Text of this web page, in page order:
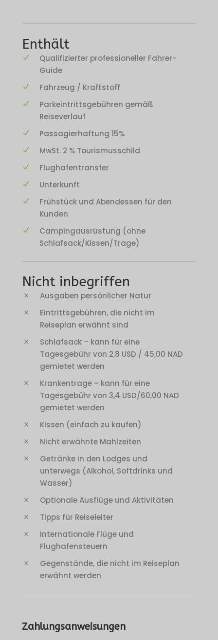
Enthält
Qualifizierter professioneller Fahrer-
Guide
Fahrzeug / Kraftstoff
Parkeintrittsgebühren gemäß
Reiseverlauf
Passagierhaftung 15%
MwSt. 2 % Tourismusschild
Flughafentransfer
Unterkunft
Frühstück und Abendessen für den
Kunden
Campingausrüstung (ohne
Schlafsack/Kissen/Trage)
Nicht inbegriffen
Ausgaben persönlicher Natur
Eintrittsgebühren, die nicht im
Reiseplan erwähnt sind
Schlafsack – kann für eine
Tagesgebühr von 2,8 USD / 45,00 NAD
gemietet werden
Krankentrage – kann für eine
Tagesgebühr von 3,4 USD/60,00 NAD
gemietet werden
Kissen (einfach zu kaufen)
Nicht erwähnte Mahlzeiten
Getränke in den Lodges und
unterwegs (Alkohol, Softdrinks und
Wasser)
Optionale Ausflüge und Aktivitäten
Tipps für Reiseleiter
Internationale Flüge und
Flughafensteuern
Gegenstände, die nicht im Reiseplan
erwähnt werden
Zahlungsanweisungen